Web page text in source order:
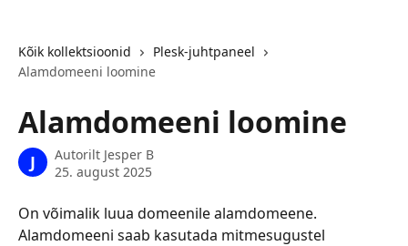
Kõik kollektsioonid
Plesk-juhtpaneel
Alamdomeeni loomine
Alamdomeeni loomine
J Autorilt Jesper B
25. august 2025
On võimalik luua domeenile alamdomeene.
Alamdomeeni saab kasutada mitmesugustel